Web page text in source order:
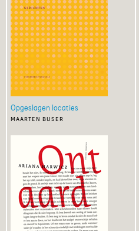
Opgeslagen locaties
maarten buser